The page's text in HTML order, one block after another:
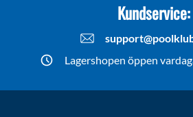
Kundservice:
Lagershopen öppen